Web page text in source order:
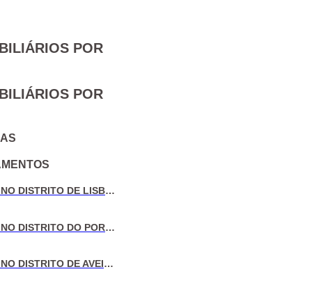
POR
POR
VENDA DE MORADIAS NO DISTRITO DE LISBOA
VENDA DE MORADIAS NO DISTRITO DO PORTO
VENDA DE MORADIAS NO DISTRITO DE AVEIRO